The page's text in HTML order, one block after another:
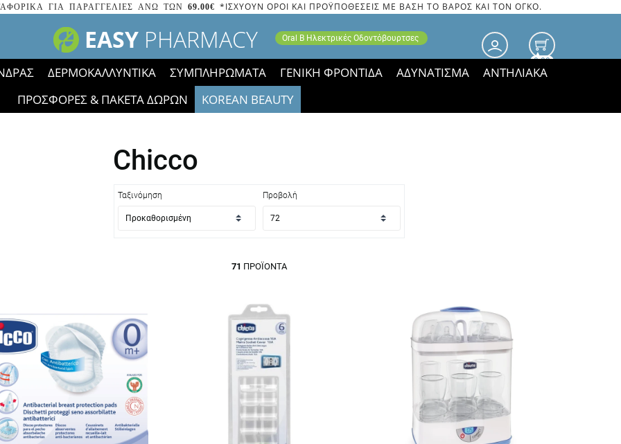
ΓΙΑ ΠΑΡΑΓΓΕΛΙΕΣ ΑΝΩ ΤΩΝ 69.00€ *ΙΣΧΥΟΥΝ ΟΡΟΙ ΚΑΙ ΠΡΟΫΠΟΘΕΣΕΙΣ ΜΕ ΒΑΣΗ ΤΟ ΒΑΡΟΣ ΚΑΙ ΤΟΝ ΟΓΚΟ.
EASY PHARMACY Oral B Ηλεκτρικές Οδοντόβουρτσες
0.00
ΔΕΡΜΟΚΑΛΛΥΝΤΙΚΑ ΣΥΜΠΛΗΡΩΜΑΤΑ ΓΕΝΙΚΗ ΦΡΟΝΤΙΔΑ ΑΔΥΝΑΤΙΣΜΑ
ΑΝΤΗΛΙΑΚΑ
ΠΡΟΣΦΟΡΕΣ & ΠΑΚΕΤΑ ΔΩΡΩΝ
KOREAN BEAUTY
τα εικονίδια των εκπτώσεων έφυγαν, οι χαμηλές μας τιμές ΠΑΡΑΜΕΝΟΥΝ!
Chicco
Ταξινόμηση Προβολή
71 ΠΡΟΪΌΝΤΑ